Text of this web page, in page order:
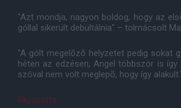
"Azt mondja, nagyon boldog, hogy az
góllal sikerült debültálnia" – tolmácsolt
"A gólt megelõzõ helyzetet pedig sokat
héten az edzésen, Angel többször is így
szóval nem volt meglepõ, hogy így
Skysports